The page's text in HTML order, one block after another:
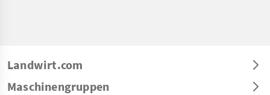
Landwirt.com
Maschinengruppen